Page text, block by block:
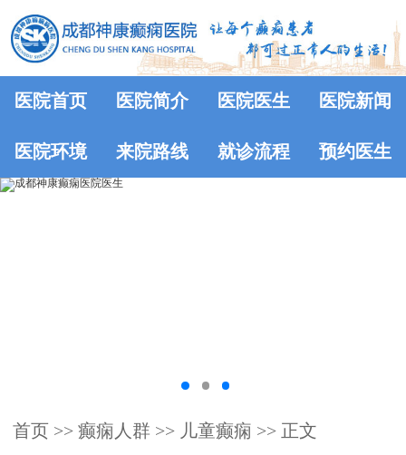
医院首页 医院简介 医院医生 医院新闻
医院环境 来院路线 就诊流程 预约医生
首页 >> 癫痫人群 >> 儿童癫痫 >> 正文